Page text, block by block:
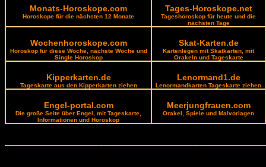
Monats-Horoskope.com
Horoskope für die nächsten 12 Monate
Tages-Horoskope.net
Tageshoroskop für heute und die
nächsten Tage
Wochenhoroskope.com
Horoskop für diese Woche, nächste Woche und
Single Horoskop
Skat-Karten.de
Kartenlegen mit Skatkarten, mit
Orakeln und Tageskarte
Kipperkarten.de
Tageskarte aus den Kipperkarten ziehen
Lenormand1.de
Lenormandkarten Tageskarte ziehen
Engel-portal.com
Die große Seite über Engel, mit Tageskarte,
Informationen und Horoskop
Meerjungfrauen.com
Orakel, Spiele und Malvorlagen